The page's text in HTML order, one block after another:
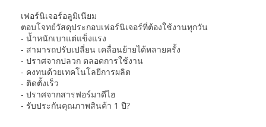
เฟอร์นิเจอร์อลูมิเนียม
ตอบโจทย์วัสดุประกอบเฟอร์นิเจอร์ที่ต้องใช้งานทุกวัน
- น้ำหนักเบาแต่แข็งแรง
- สามารถปรับเปลี่ยน เคลื่อนย้ายได้หลายครั้ง
- ปราศจากปลวก ตลอดการใช้งาน
- คงทนด้วยเทคโนโลยีการผลิต
- ติดตั้งเร็ว
- ปราศจากสารฟอร์มาดีไฮ
- รับประกันคุณภาพสินค้า 1 ปี?